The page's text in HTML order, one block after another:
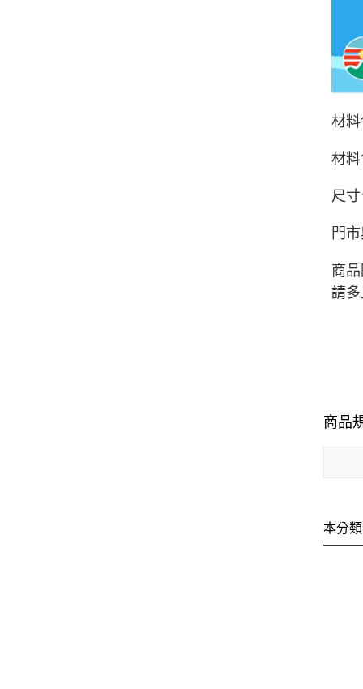
材
材
尺
門
商
請
商品
本分